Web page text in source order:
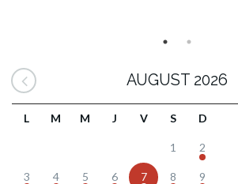
AUGUST 2026
L M M J V S D
1 2
3 4 5 6 7 8 9